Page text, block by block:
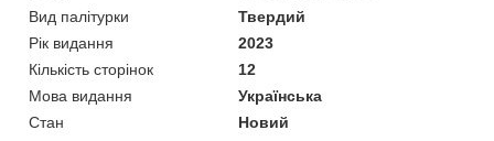
Вид палітурки
Твердий
Рік видання
2023
Кількість сторінок
12
Мова видання
Українська
Стан
Новий